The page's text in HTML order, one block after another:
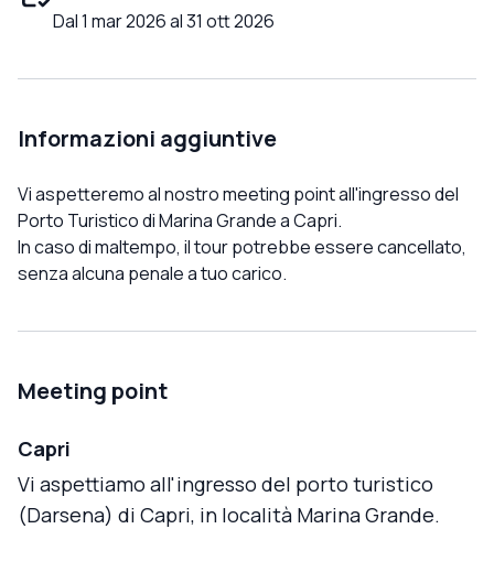
Dal 1 mar 2026 al 31 ott 2026
Informazioni aggiuntive
Vi aspetteremo al nostro meeting point all'ingresso del
Porto Turistico di Marina Grande a Capri.
In caso di maltempo, il tour potrebbe essere cancellato,
senza alcuna penale a tuo carico.
Meeting point
Capri
Vi aspettiamo all'ingresso del porto turistico
(Darsena) di Capri, in località Marina Grande.